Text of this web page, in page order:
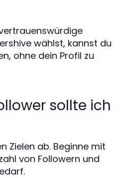
wählst, kannst du
ohne dein Profil zu
sollte ich
Zielen ab. Beginne mit
von Followern und